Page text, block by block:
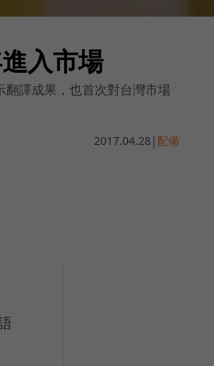
入市場
譯成果，也首次對台灣市場
2017.04.28 | 配備